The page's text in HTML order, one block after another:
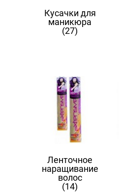
Кусачки для
маникюра
(27)
Ленточное
наращивание
волос
(14)